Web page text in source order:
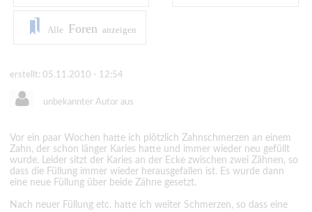
Alle Foren anzeigen
erstellt: 05.11.2010 - 12:54
unbekannter Autor aus
Vor ein paar Wochen hatte ich plötzlich Zahnschmerzen an einem
Zahn, der schon länger Karies hatte und immer wieder neu gefüllt
wurde. Leider sitzt der Karies an der Ecke zwischen zwei Zähnen, so
dass die Füllung immer wieder herausgefallen ist. Es wurde dann
eine neue Füllung über beide Zähne gesetzt.
Nach neuer Füllung etc. hatte ich weiter Schmerzen, so dass eine